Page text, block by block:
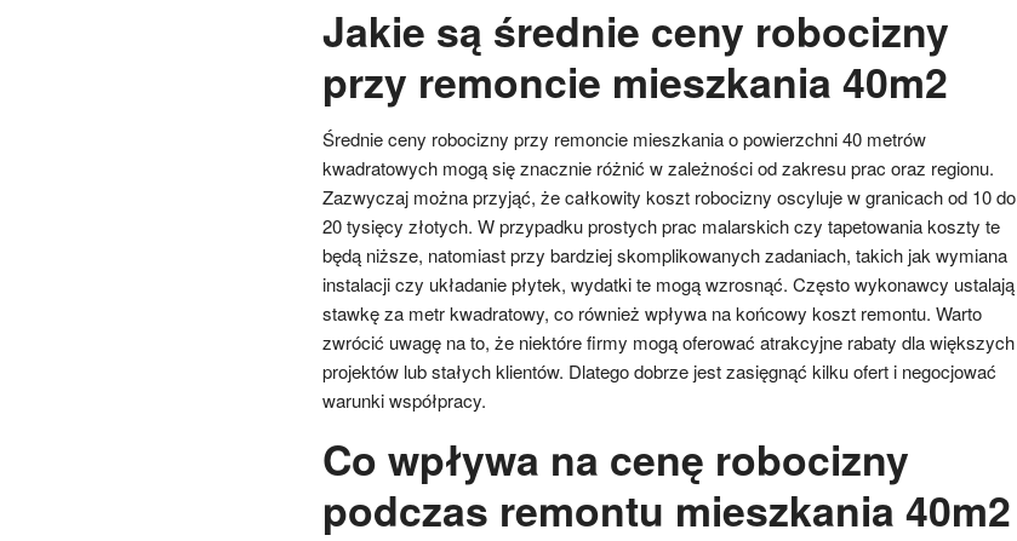
Jakie są średnie ceny robocizny
przy remoncie mieszkania 40m2
Średnie ceny robocizny przy remoncie mieszkania o powierzchni 40 metrów
kwadratowych mogą się znacznie różnić w zależności od zakresu prac oraz regionu.
Zazwyczaj można przyjąć, że całkowity koszt robocizny oscyluje w granicach od 10 do
20 tysięcy złotych. W przypadku prostych prac malarskich czy tapetowania koszty te
będą niższe, natomiast przy bardziej skomplikowanych zadaniach, takich jak wymiana
instalacji czy układanie płytek, wydatki te mogą wzrosnąć. Często wykonawcy ustalają
stawkę za metr kwadratowy, co również wpływa na końcowy koszt remontu. Warto
zwrócić uwagę na to, że niektóre firmy mogą oferować atrakcyjne rabaty dla większych
projektów lub stałych klientów. Dlatego dobrze jest zasięgnąć kilku ofert i negocjować
warunki współpracy.
Co wpływa na cenę robocizny
podczas remontu mieszkania 40m2